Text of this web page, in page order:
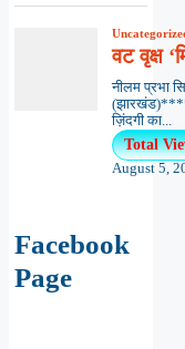
वट वृक्ष
नीलम प्रभा
ज़िंदगी का...
Total
August 5,
Facebook
Page